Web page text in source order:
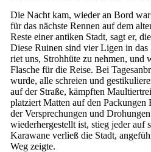
Die Nacht kam, wieder an Bord
für das nächste Rennen auf dem
Reste einer antiken Stadt, sagt er,
Diese Ruinen sind vier Ligen in
riet uns, Strohhüte zu nehmen, und
Flasche für die Reise. Bei
wurde, alle schreien und
auf der Straße, kämpften
platziert Matten auf den
der Versprechungen und
wiederhergestellt ist, stieg jeder auf
Karawane verließ die Stadt,
Weg zeigte.